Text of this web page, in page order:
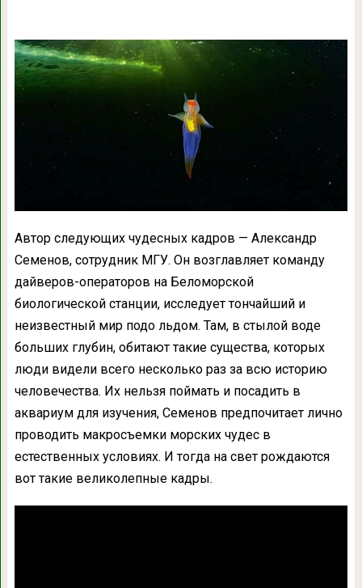
Автор следующих чудесных кадров — Александр
Семенов, сотрудник МГУ. Он возглавляет команду
дайверов-операторов на Беломорской
биологической станции, исследует тончайший и
неизвестный мир подо льдом. Там, в стылой воде
больших глубин, обитают такие существа, которых
люди видели всего несколько раз за всю историю
человечества. Их нельзя поймать и посадить в
аквариум для изучения, Семенов предпочитает лично
проводить макросъемки морских чудес в
естественных условиях. И тогда на свет рождаются
вот такие великолепные кадры.